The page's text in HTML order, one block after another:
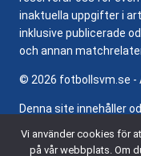
inaktuella uppgifter i
inklusive publicerade
och annan
© 2026 fotbollsvm.se -
Denna site innehåller
information om
Vi använder cookies för
på vår webbplats. Om